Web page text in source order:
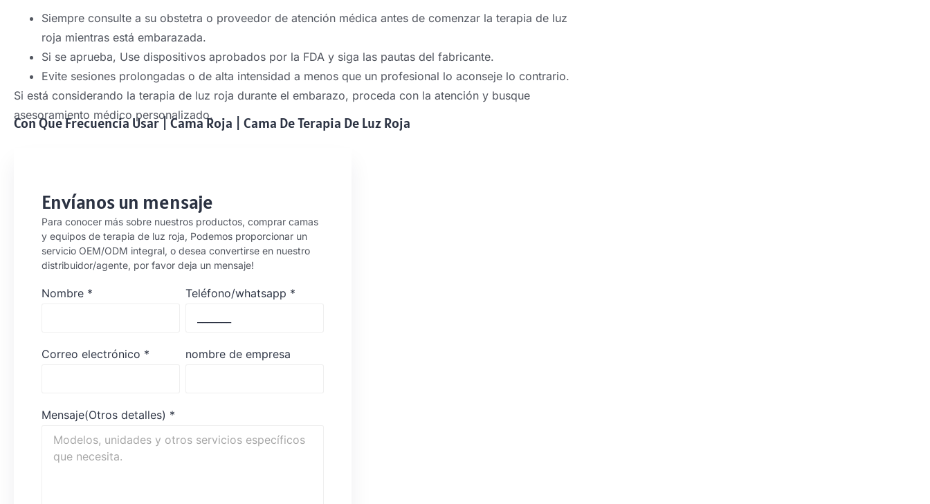
Siempre consulte a su obstetra o proveedor de atención médica antes de comenzar la terapia de luz
roja mientras está embarazada.
Si se aprueba, Use dispositivos aprobados por la FDA y siga las pautas del fabricante.
Evite sesiones prolongadas o de alta intensidad a menos que un profesional lo aconseje lo contrario.
Si está considerando la terapia de luz roja durante el embarazo, proceda con la atención y busque
asesoramiento médico personalizado.
Con Que Frecuencia Usar|Cama Roja Cama De Terapia De Luz Roja
Envíanos un mensaje
Para conocer más sobre nuestros productos, comprar camas
y equipos de terapia de luz roja, Podemos proporcionar un
servicio OEM/ODM integral, o desea convertirse en nuestro
distribuidor/agente, por favor deja un mensaje!
Nombre * Teléfono/whatsapp *
Correo electrónico * nombre de empresa
Mensaje(Otros detalles) *